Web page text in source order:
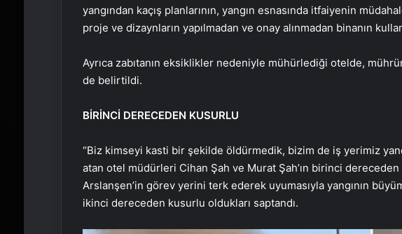
yangından kaçış planlarının, yangın esnasında itfaiyenin
proje ve dizaynların yapılmadan ve onay alınmadan binanın
Ayrıca zabıtanın eksiklikler nedeniyle mühürlediği otelde,
de belirtildi.
BİRİNCİ DERECEDEN KUSURLU
“Biz kimseyi kasti bir şekilde öldürmedik, bizim de iş yerimiz
atan otel müdürleri Cihan Şah ve Murat Şah’ın birinci
Arslanşen’in görev yerini terk ederek uyumasıyla yangının
ikinci dereceden kusurlu oldukları saptandı.